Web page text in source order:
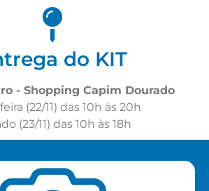
do KIT
- Shopping Capim Dourado
(22/11) das 10h às 20h
(23/11) das 10h às 18h